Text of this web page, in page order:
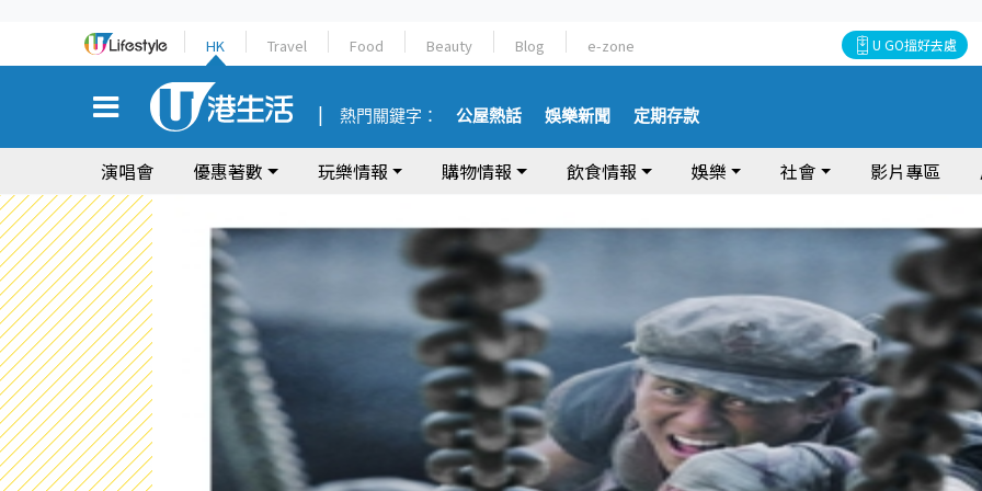
HK Travel Food Beauty Blog e-zone U GO搵好去處
熱門關鍵字： 公屋熱話 娛樂新聞 定期存款
演唱會 優惠著數 玩樂情報 購物情報 飲食情報 娛樂 社會 影片專區